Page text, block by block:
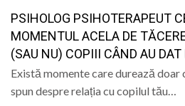
SANATATE
SPORT
SPECIAL
POLITIC
PSIHOLOG PSIHOTERAPEUT
MOMENTUL ACELA DE
(SAU NU) COPIII CÂND AU DAT
Există momente care durează doar
spun despre relația cu copilul tău…